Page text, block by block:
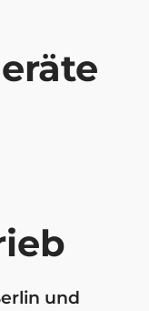
und